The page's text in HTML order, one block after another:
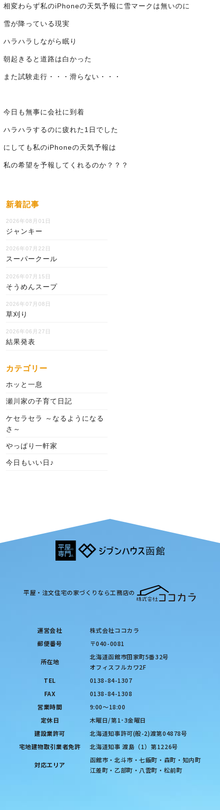
相変わらず私のiPhoneの天気予報に雪マークは無いのに
雪が降っている現実
ハラハラしながら眠り
朝起きると道路は白かった
また試験走行・・・滑らない・・・
今日も無事に会社に到着
ハラハラするのに疲れた1日でした
にしても私のiPhoneの天気予報は
私の希望を予報してくれるのか？？？
新着記事
2026年08月01日
ジャンキー
2026年07月22日
スーパークール
2026年07月15日
そうめんスープ
2026年07月08日
草刈り
2026年06月27日
結果発表
カテゴリー
ホッと一息
瀬川家の子育て日記
ケセラセラ ～なるようになる
さ～
やっぱり一軒家
今日もいい日♪
平屋・注文住宅の家づくりなら工務店の
運営会社
株式会社ココカラ
郵便番号
〒040-0081
所在地
北海道函館市田家町5番32号
オフィスフルカワ2F
TEL
0138-84-1307
FAX
0138-84-1308
営業時間
9:00〜18:00
定休日
木曜日/第1･3金曜日
建設業許可
北海道知事許可(般-2)渡第04878号
宅地建物取引業者免許
北海道知事 渡島（1）第1226号
対応エリア
函館市・北斗市・七飯町・森町・知内町
江差町・乙部町・八雲町・松前町